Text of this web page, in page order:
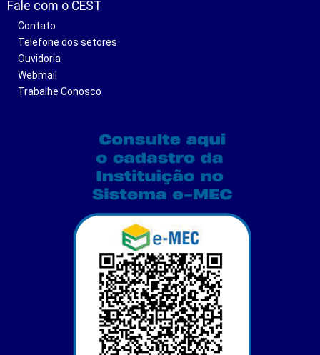
Fale com o CEST
Contato
Telefone dos setores
Ouvidoria
Webmail
Trabalhe Conosco